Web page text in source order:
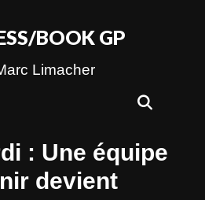
BOOK GP
Limacher
: Une équipe
devient